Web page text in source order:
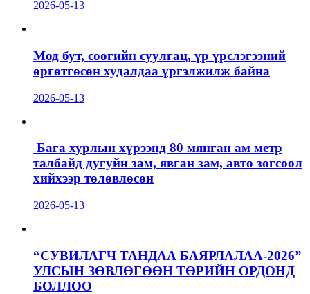
2026-05-13
Мод бут, сөөгийн суулгац, үр үрслэгээний
өргөтгөсөн худалдаа үргэлжилж байна
2026-05-13
Бага хурлын хүрээнд 80 мянган ам метр
талбайд дугуйн зам, явган зам, авто зогсоол
хийхээр төлөвлөсөн
2026-05-13
“СУВИЛАГЧ ТАНДАА БАЯРЛАЛАА-2026”
УЛСЫН ЗӨВЛӨГӨӨН ТӨРИЙН ОРДОНД
БОЛЛОО